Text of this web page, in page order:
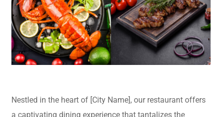
Nestled in the heart of [City Name], our restaurant offers
a captivating dining experience that tantalizes the